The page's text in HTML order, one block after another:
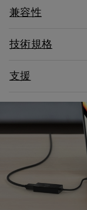
兼容性
技術規格
支援